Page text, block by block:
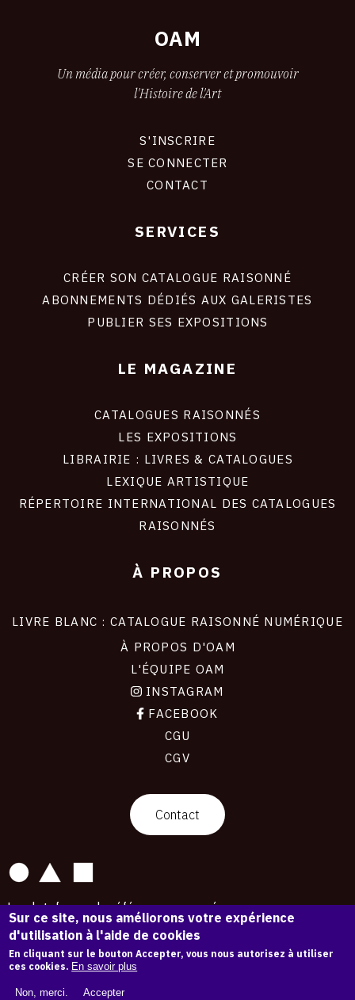
OAM
Un média pour créer, conserver et promouvoir
l'Histoire de l'Art
S'INSCRIRE
SE CONNECTER
CONTACT
SERVICES
CRÉER SON CATALOGUE RAISONNÉ
ABONNEMENTS DÉDIÉS AUX GALERISTES
PUBLIER SES EXPOSITIONS
LE MAGAZINE
CATALOGUES RAISONNÉS
LES EXPOSITIONS
LIBRAIRIE : LIVRES & CATALOGUES
LEXIQUE ARTISTIQUE
RÉPERTOIRE INTERNATIONAL DES CATALOGUES
RAISONNÉS
À PROPOS
LIVRE BLANC : CATALOGUE RAISONNÉ NUMÉRIQUE
À PROPOS D'OAM
L'ÉQUIPE OAM
INSTAGRAM
FACEBOOK
CGU
CGV
Contact
La plateforme de référence pour créer,
conserver et promouvoir l'Histoire de l'Art.
Des catalogues raisonnés aux archives
d'expositions.
43 254 œuvres d'art — 7 587 expositions
Copyright © OAM 2026. Tous droits réservés.
Sur ce site, nous améliorons votre expérience
d'utilisation à l'aide de cookies
En cliquant sur le bouton Accepter, vous nous autorisez à utiliser
ces cookies. En savoir plus
Non, merci. Accepter